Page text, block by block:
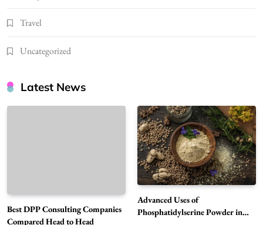
Travel
Uncategorized
Latest News
Best DPP Consulting Companies
Compared Head to Head
Advanced Uses of
Phosphatidylserine Powder in